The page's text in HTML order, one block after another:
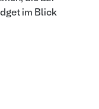
im Blick